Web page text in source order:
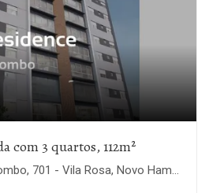
com 3 quartos, 112m²
701 - Vila Rosa, Novo Hamburgo-RS